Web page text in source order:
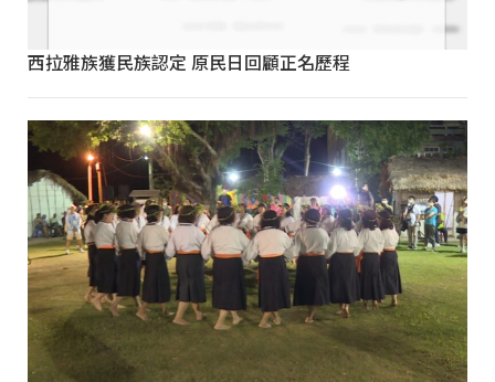
西拉雅族獲民族認定 原民日回顧正名歷程